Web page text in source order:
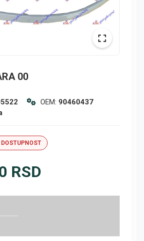
00
OEM: 90460437
RSD